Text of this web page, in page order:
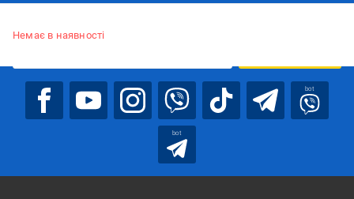
Немає в наявності
bot
bot